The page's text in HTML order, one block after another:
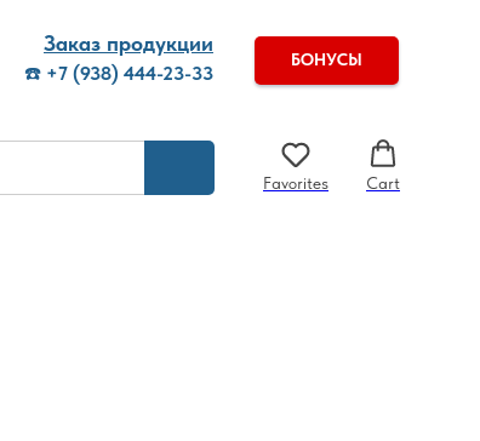
Заказ продукции
☎️ +7 (938) 444-23-33
БОНУСЫ
Favorites Cart